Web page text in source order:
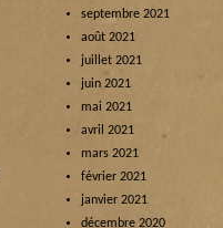
septembre 2021
août 2021
juillet 2021
juin 2021
mai 2021
avril 2021
mars 2021
février 2021
janvier 2021
décembre 2020